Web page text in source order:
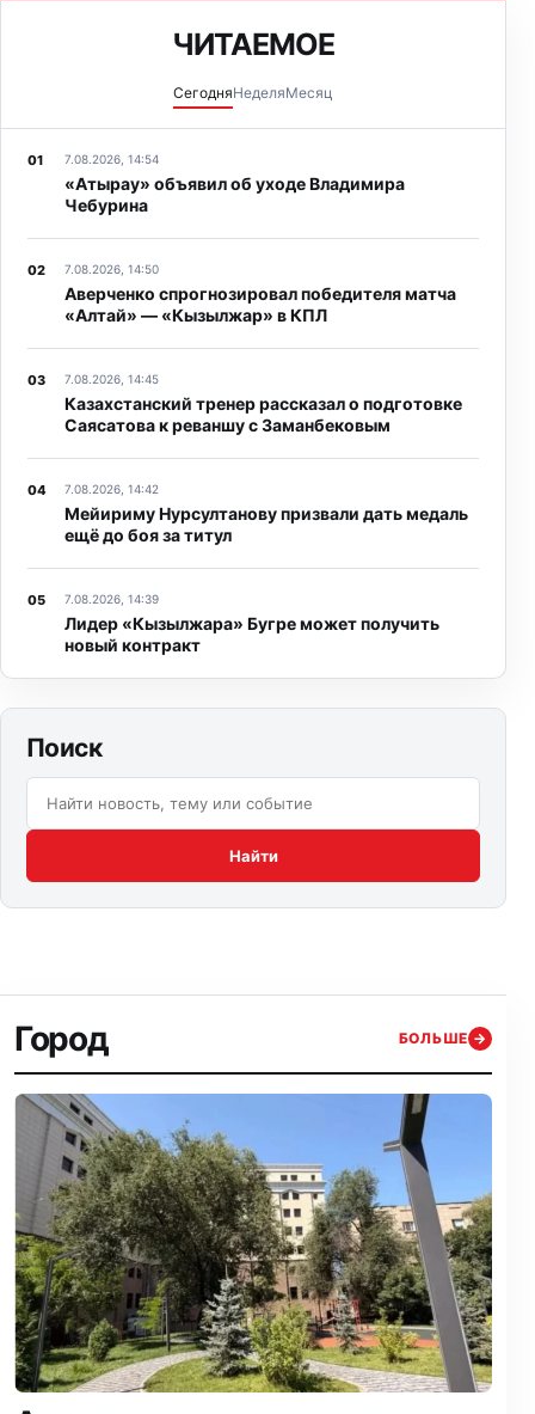
ЧИТАЕМОЕ
СегодняНеделяМесяц
7.08.2026, 14:54
«Атырау» объявил об уходе Владимира
Чебурина
7.08.2026, 14:50
Аверченко спрогнозировал победителя матча
«Алтай» — «Кызылжар» в КПЛ
7.08.2026, 14:45
Казахстанский тренер рассказал о подготовке
Саясатова к реваншу с Заманбековым
7.08.2026, 14:42
Мейириму Нурсултанову призвали дать медаль
ещё до боя за титул
7.08.2026, 14:39
Лидер «Кызылжара» Бугре может получить
новый контракт
Поиск
Найти
Город БОЛЬШЕ →